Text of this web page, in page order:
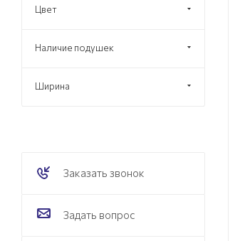
Цвет
Наличие подушек
Ширина
Заказать звонок
Задать вопрос